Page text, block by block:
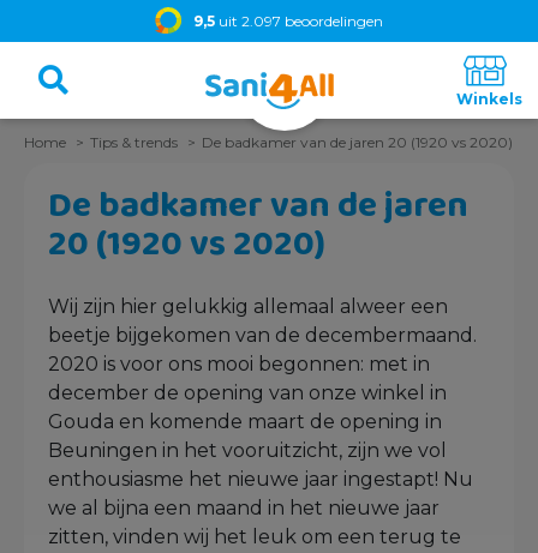
9,5 uit 2.097 beoordelingen
Home Tips & trends De badkamer van de jaren 20 (1920 vs 2020)
De badkamer van de jaren
20 (1920 vs 2020)
Wij zijn hier gelukkig allemaal alweer een
beetje bijgekomen van de decembermaand.
2020 is voor ons mooi begonnen: met in
december de opening van onze winkel in
Gouda en komende maart de opening in
Beuningen in het vooruitzicht, zijn we vol
enthousiasme het nieuwe jaar ingestapt! Nu
we al bijna een maand in het nieuwe jaar
zitten, vinden wij het leuk om een terug te